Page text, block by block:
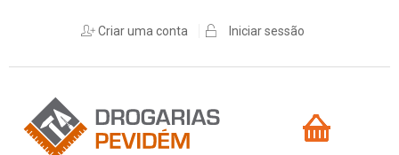
Criar uma conta Iniciar sessão